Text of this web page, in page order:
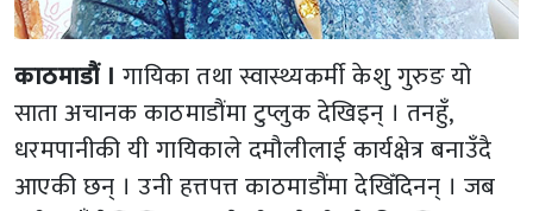
काठमाडौं । गायिका तथा स्वास्थ्यकर्मी केशु गुरुङ यो
साता अचानक काठमाडौंमा टुप्लुक देखिइन् । तनहुँ,
धरमपानीकी यी गायिकाले दमौलीलाई कार्यक्षेत्र बनाउँदै
आएकी छन् । उनी हत्तपत्त काठमाडौंमा देखिँदिनन् । जब